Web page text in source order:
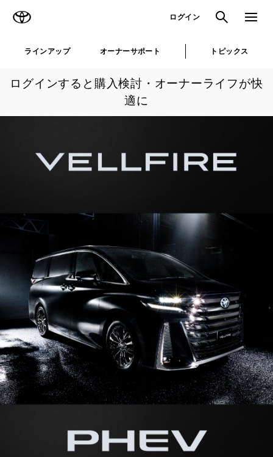
ログイン 検索 メニュ
ラインアップ オーナーサポート トピックス
ログインすると購入検討・オーナーライフが快
適に